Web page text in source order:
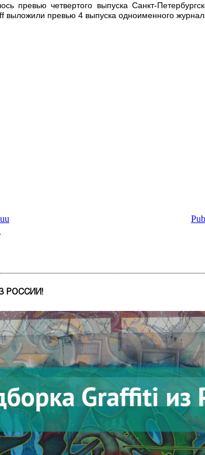
превью четвертого выпуска Санкт-
выложили превью 4 выпуска одноименного
РОССИИ!